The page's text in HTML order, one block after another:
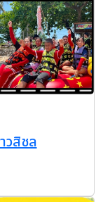
วสิชล